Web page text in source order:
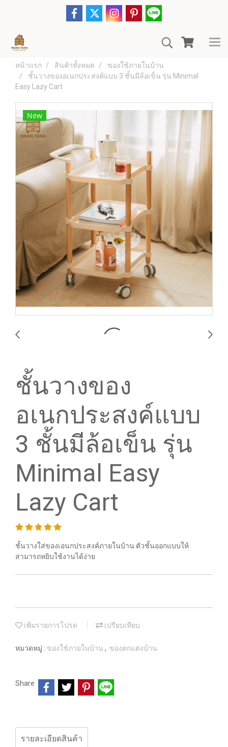
หน้าแรก สินค้าทั้งหมด
ของใช้ภายในบ้าน
ชั้นวางของอเนกประสงค์แบบ 3 ชั้นมีล้อเข็น รุ่น Minimal
Easy Lazy Cart
New
ชั้นวางของ
อเนกประสงค์แบบ
3 ชั้นมีล้อเข็น รุ่น
Minimal Easy
Lazy Cart
ชั้นวางใส่ของเอนกประสงค์ภายในบ้าน ตัวชั้นออกแบบให้
สามารถหยิบใช้งานได้ง่าย
เพิ่มรายการโปรด เปรียบเทียบ
หมวดหมู่ : ของใช้ภายในบ้าน , ของตกแต่งบ้าน
Share
รายละเอียดสินค้า